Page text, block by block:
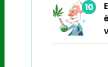
10